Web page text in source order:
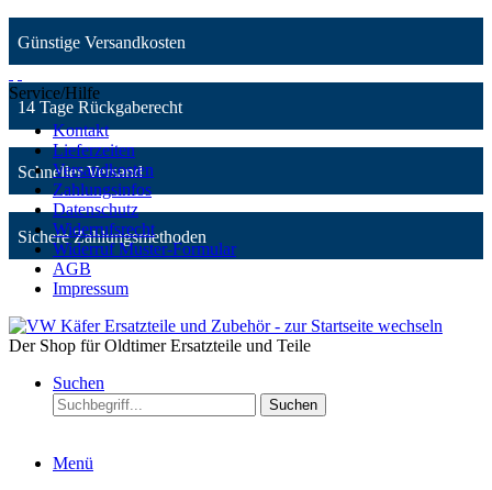
Günstige Versandkosten
14 Tage Rückgaberecht
Schneller Versand
Sichere Zahlungsmethoden
Service/Hilfe
Kontakt
Lieferzeiten
Versandkosten
Zahlungsinfos
Datenschutz
Widerrufsrecht
Widerruf Muster-Formular
AGB
Impressum
Der Shop für Oldtimer Ersatzteile und Teile
Suchen
Suchen
Menü